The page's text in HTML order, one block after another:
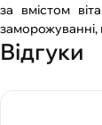
за вмістом
заморожуванні,
Відгуки